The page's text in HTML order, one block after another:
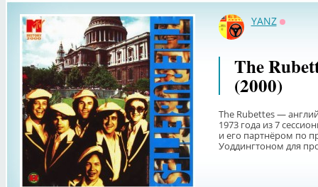
YANZ
The
(2000)
The Rubettes —
1973 года из 7
и его партнёром по
Уоддингтоном для